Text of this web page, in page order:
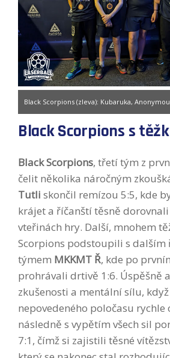
Black Scorpions (zleva): Kubaruka,
Black Scorpions s
Black Scorpions, třetí tým z
čelit několika náročným
Tutli skončil remízou 5:5, kde
krájet a říčanští těsně
vteřinách hry. Další, mnohem
Scorpions podstoupili s dalším
týmem MKKMT Ř, kde po
prohrávali drtivě 1:6. Úspěšně
zkušenosti a mentální sílu, když
nepovedeného poločasu rychle
následně s vypětím všech sil
7:1, čímž si zajistili těsné